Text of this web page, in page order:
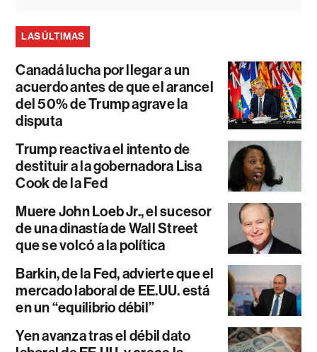
LAS ÚLTIMAS
Canadá lucha por llegar a un
acuerdo antes de que el arancel
del 50% de Trump agrave la
disputa
Trump reactiva el intento de
destituir a la gobernadora Lisa
Cook de la Fed
Muere John Loeb Jr., el sucesor
de una dinastía de Wall Street
que se volcó a la política
Barkin, de la Fed, advierte que el
mercado laboral de EE.UU. está
en un “equilibrio débil”
Yen avanza tras el débil dato